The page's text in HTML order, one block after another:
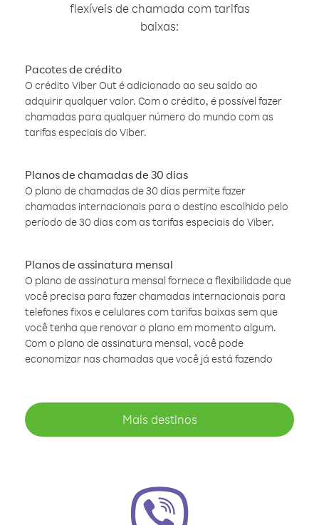
flexíveis de chamada com tarifas
baixas:
Pacotes de crédito
O crédito Viber Out é adicionado ao seu saldo ao
adquirir qualquer valor. Com o crédito, é possível fazer
chamadas para qualquer número do mundo com as
tarifas especiais do Viber.
Planos de chamadas de 30 dias
O plano de chamadas de 30 dias permite fazer
chamadas internacionais para o destino escolhido pelo
período de 30 dias com as tarifas especiais do Viber.
Planos de assinatura mensal
O plano de assinatura mensal fornece a flexibilidade que
você precisa para fazer chamadas internacionais para
telefones fixos e celulares com tarifas baixas sem que
você tenha que renovar o plano em momento algum.
Com o plano de assinatura mensal, você pode
economizar nas chamadas que você já está fazendo
Mais destinos